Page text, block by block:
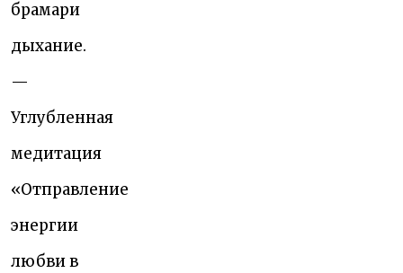
брамари
дыхание.
—
Углубленная
медитация
«Отправление
энергии
любви в